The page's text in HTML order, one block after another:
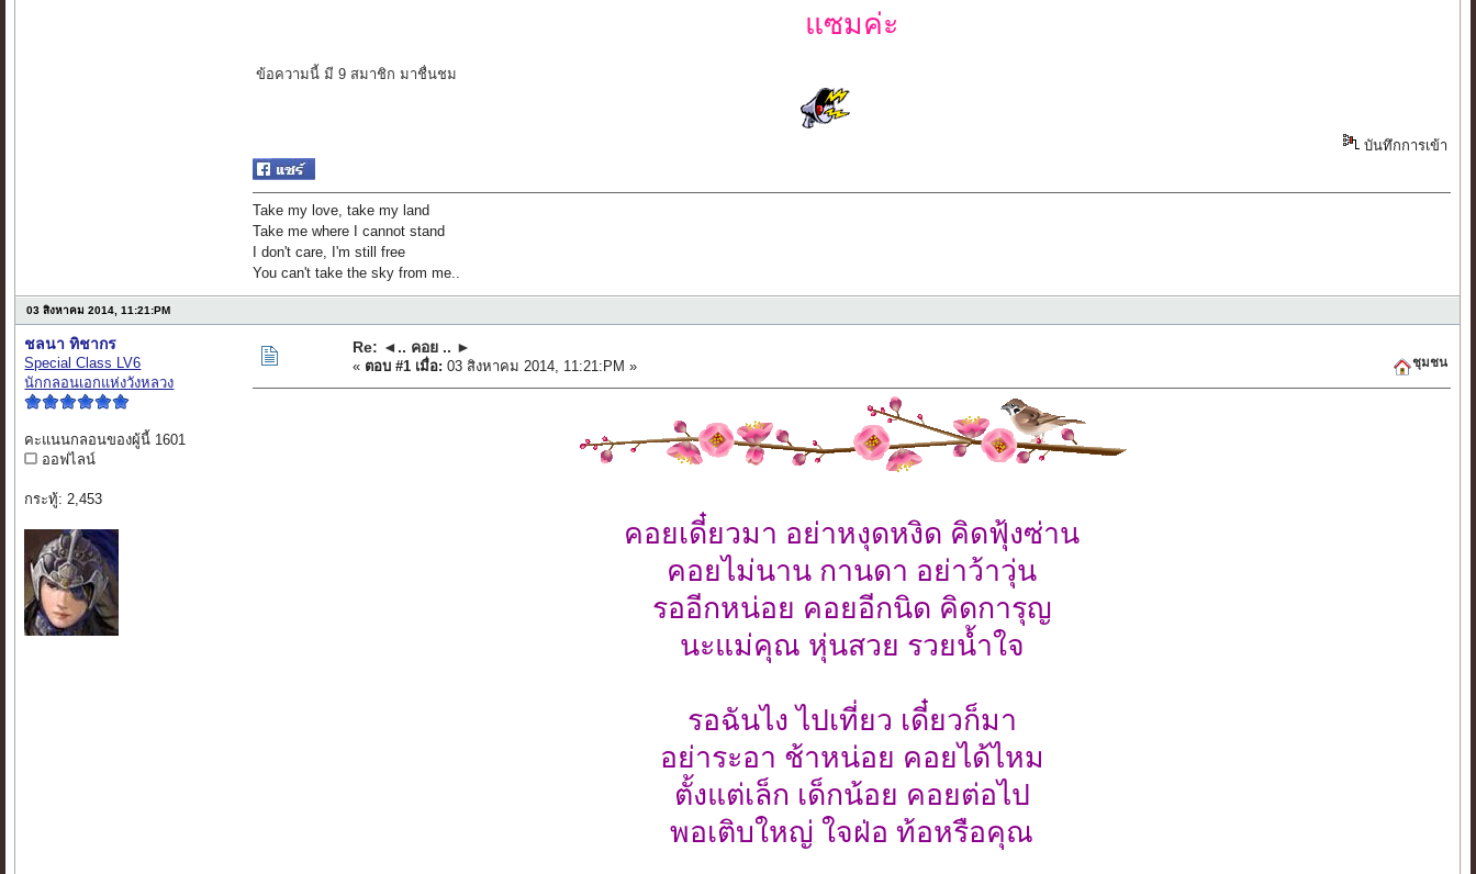
แซมค่ะ
ข้อความนี้ มี 9 สมาชิก มาชื่นชม
บันทึกการเข้า
Take my love, take my land
Take me where I cannot stand
I don't care, I'm still free
You can't take the sky from me..
03 สิงหาคม 2014, 11:21:PM
ชลนา ทิชากร
Special Class LV6
นักกลอนเอกแห่งวังหลวง
คะแนนกลอนของผู้นี้ 1601
ออฟไลน์
กระทู้: 2,453
Re: ◄.. คอย .. ►
« ตอบ #1 เมื่อ: 03 สิงหาคม 2014, 11:21:PM » ชุมชน
คอยเดี๋ยวมา อย่าหงุดหงิด คิดฟุ้งซ่าน
คอยไม่นาน กานดา อย่าว้าวุ่น
รออีกหน่อย คอยอีกนิด คิดการุญ
นะแม่คุณ หุ่นสวย รวยน้ำใจ
รอฉันไง ไปเที่ยว เดี๋ยวก็มา
อย่าระอา ช้าหน่อย คอยได้ไหม
ตั้งแต่เล็ก เด็กน้อย คอยต่อไป
พอเติบใหญ่ ใจฝ่อ ท้อหรือคุณ